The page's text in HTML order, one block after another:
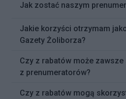
Jak zostać naszym
Jakie korzyści otrzymam
Gazety Żoliborza?
Czy z rabatów może
z prenumeratorów?
Czy z rabatów mogą